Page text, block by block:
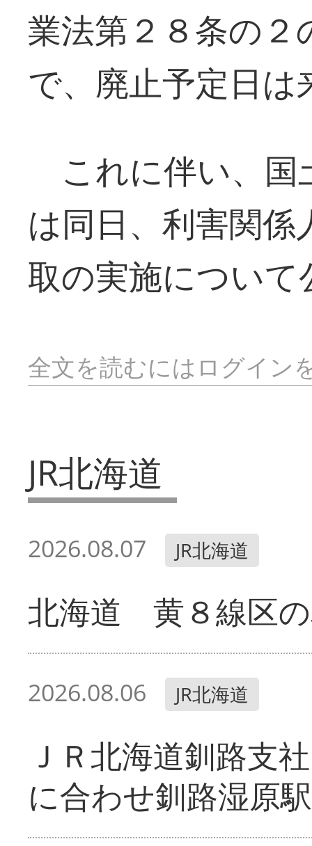
業法第２８条の
で、廃止予定日は
これに伴い、国
は同日、利害関
取の実施について
全文を読むにはログイン
JR北海道
2026.08.07 JR北海道
北海道 黄８線区
2026.08.06 JR北海道
ＪＲ北海道釧路支
に合わせ釧路湿原